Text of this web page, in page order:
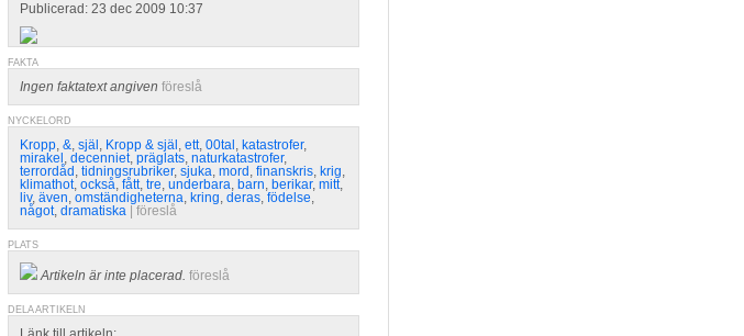
Publicerad: 23 dec 2009 10:37
FAKTA
Ingen faktatext angiven föreslå
NYCKELORD
Kropp, &, själ , Kropp & själ , ett, 00tal , katastrofer,
mirakel , decenniet, präglats, naturkatastrofer,
terrordåd , tidningsrubriker, sjuka, mord , finanskris, krig,
klimathot, också, fått, tre, underbara, barn, berikar, mitt,
liv, även, omständigheterna, kring, deras, födelse,
något, dramatiska föreslå
PLATS
Artikeln är inte placerad. föreslå
DELA ARTIKELN